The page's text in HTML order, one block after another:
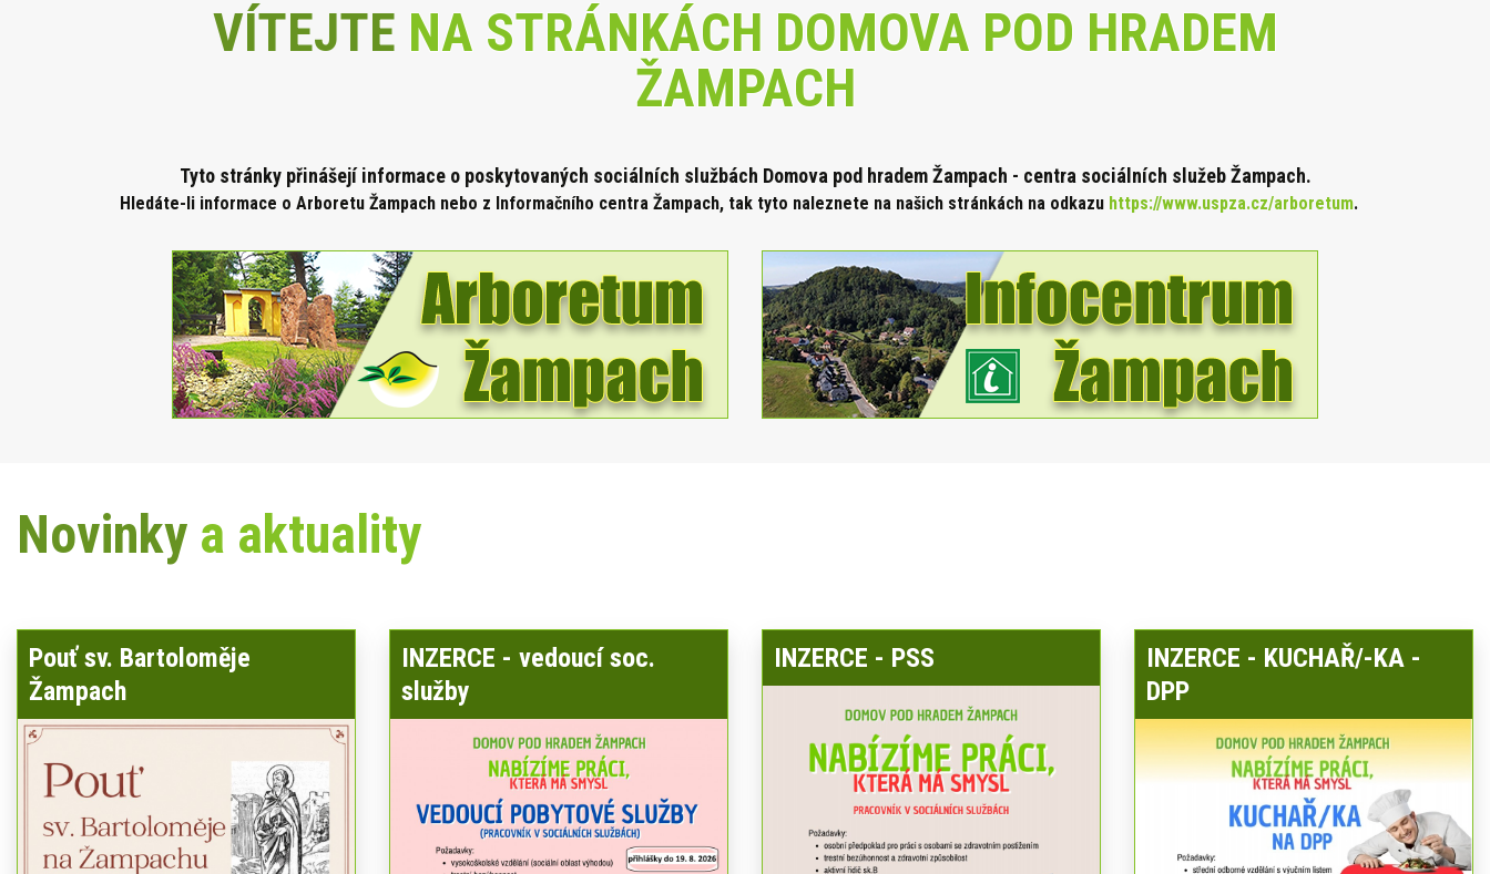
VÍTEJTE NA STRÁNKÁCH DOMOVA POD HRADEM
ŽAMPACH
Tyto stránky přinášejí informace o poskytovaných sociálních službách Domova pod hradem Žampach - centra sociálních služeb Žampach.
Hledáte-li informace o Arboretu Žampach nebo z Informačního centra Žampach, tak tyto naleznete na našich stránkách na odkazu https://www.uspza.cz/arboretum.
Novinky a aktuality
Pouť sv. Bartoloměje
Žampach
INZERCE - vedoucí soc.
služby
INZERCE - PSS
INZERCE - KUCHAŘ/-KA -
DPP